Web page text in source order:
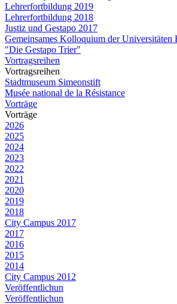
Lehrerfortbildung 2019
Lehrerfortbildung 2018
Justiz und Gestapo 2017
Gemeinsames Kolloquium der Universitäten
"Die Gestapo Trier"
Vortragsreihen
Vortragsreihen
Stadtmuseum Simeonstift
Musée national de la Résistance
Vorträge
Vorträge
2026
2025
2024
2023
2022
2021
2020
2019
2018
City Campus 2017
2017
2016
2015
2014
City Campus 2012
Veröffentlichun
Veröffentlichun